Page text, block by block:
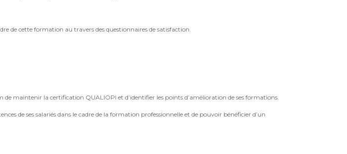
de cette formation au travers des questionnaires de satisfaction.
maintenir la certification QUALIOPI et d’identifier les points d’amélioration de ses formations.
de ses salariés dans le cadre de la formation professionnelle et de pouvoir bénéficier d’un